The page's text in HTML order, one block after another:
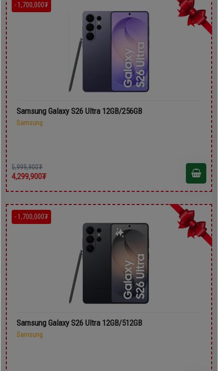
- 1,700,000₮
Samsung Galaxy S26 Ultra 12GB/256GB
Samsung
5,999,900₮
4,299,900₮
- 1,700,000₮
Samsung Galaxy S26 Ultra 12GB/512GB
Samsung